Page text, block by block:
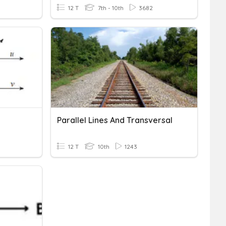
12 T 7th - 10th 3682
Parallel Lines And Transversal
12 T 10th 1243